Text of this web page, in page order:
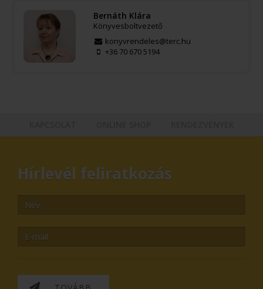
Bernáth Klára
Könyvesboltvezető
konyvrendeles@terc.hu
+36 70 670 5194
Hírlevél feliratkozás